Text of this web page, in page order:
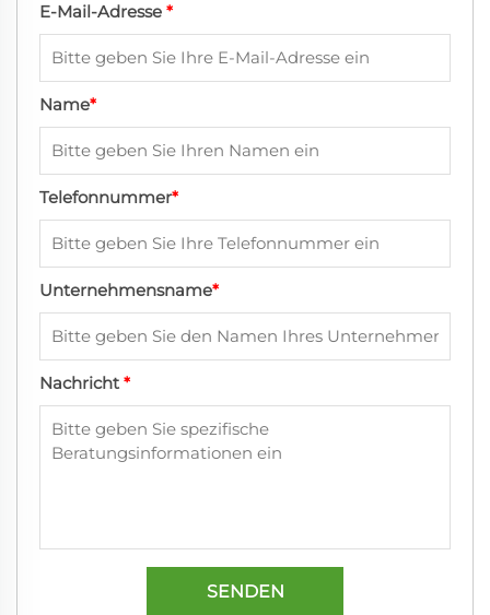
E-Mail-Adresse *
Name*
Telefonnummer*
Unternehmensname*
Nachricht *
SENDEN